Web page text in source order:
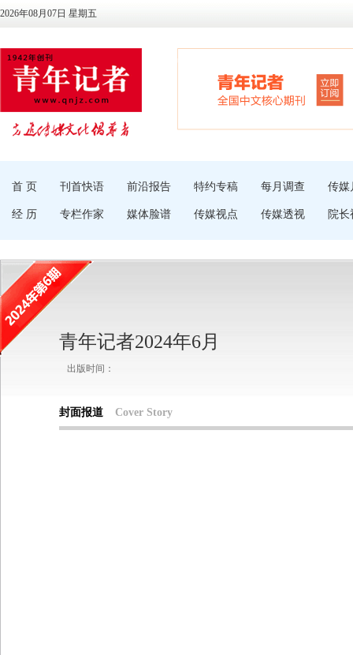
2026年08月07日 星期五
首 页 刊首快语 前沿报告 特约专稿 每月调查 传媒
经 历 专栏作家 媒体脸谱 传媒视点 传媒透视 院长
青年记者2024年6月
出版时间：
封面报道 Cover Story